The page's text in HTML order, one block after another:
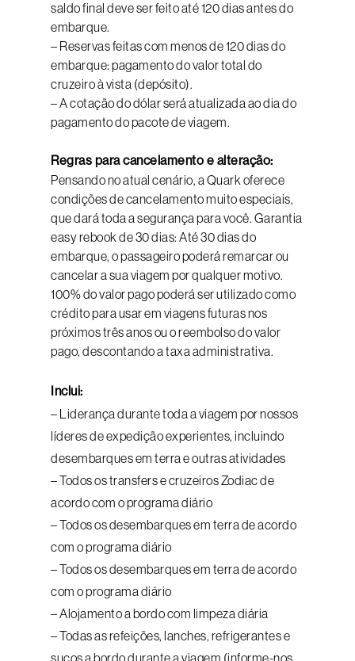
saldo final deve ser feito até 120 dias antes do
embarque.
– Reservas feitas com menos de 120 dias do
embarque: pagamento do valor total do
cruzeiro à vista (depósito).
– A cotação do dólar será atualizada ao dia do
pagamento do pacote de viagem.
Regras para cancelamento e alteração:
Pensando no atual cenário, a Quark oferece
condições de cancelamento muito especiais,
que dará toda a segurança para você. Garantia
easy rebook de 30 dias: Até 30 dias do
embarque, o passageiro poderá remarcar ou
cancelar a sua viagem por qualquer motivo.
100% do valor pago poderá ser utilizado como
crédito para usar em viagens futuras nos
próximos três anos ou o reembolso do valor
pago, descontando a taxa administrativa.
Inclui:
– Liderança durante toda a viagem por nossos
líderes de expedição experientes, incluindo
desembarques em terra e outras atividades
– Todos os transfers e cruzeiros Zodiac de
acordo com o programa diário
– Todos os desembarques em terra de acordo
com o programa diário
– Todos os desembarques em terra de acordo
com o programa diário
– Alojamento a bordo com limpeza diária
– Todas as refeições, lanches, refrigerantes e
sucos a bordo durante a viagem (informe-nos